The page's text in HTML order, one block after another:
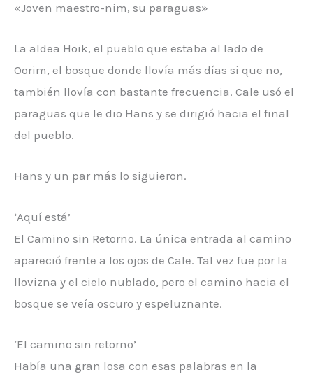
«Joven maestro-nim, su paraguas»
La aldea Hoik, el pueblo que estaba al lado de
Oorim, el bosque donde llovía más días si que no,
también llovía con bastante frecuencia. Cale usó el
paraguas que le dio Hans y se dirigió hacia el final
del pueblo.
Hans y un par más lo siguieron.
‘Aquí está’
El Camino sin Retorno. La única entrada al camino
apareció frente a los ojos de Cale. Tal vez fue por la
llovizna y el cielo nublado, pero el camino hacia el
bosque se veía oscuro y espeluznante.
‘El camino sin retorno’
Había una gran losa con esas palabras en la